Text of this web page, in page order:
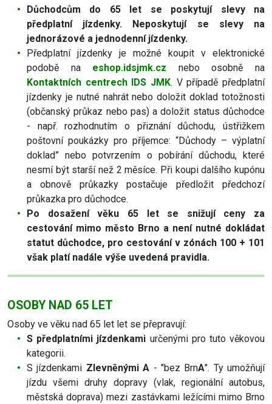
Důchodcům do 65 let se poskytují slevy na
předplatní jízdenky. Neposkytují se slevy na
jednorázové a jednodenní jízdenky.
Předplatní jízdenky je možné koupit v elektronické
podobě na eshop.idsjmk.cz nebo osobně na
Kontaktních centrech IDS JMK. V případě předplatní
jízdenky je nutné nahrát nebo doložit doklad totožnosti
(občanský průkaz nebo pas) a doložit status důchodce
- např. rozhodnutím o přiznání důchodu, ústřižkem
poštovní poukázky pro příjemce: “Důchody – výplatní
doklad” nebo potvrzením o pobírání důchodu, které
nesmí být starší než 2 měsíce. Při koupi dalšího kupónu
a obnově průkazky postačuje předložit předchozí
průkazka pro důchodce.
Po dosažení věku 65 let se snižují ceny za
cestování mimo město Brno a není nutné dokládat
statut důchodce, pro cestování v zónách 100 + 101
však platí nadále výše uvedená pravidla.
OSOBY NAD 65 LET
Osoby ve věku nad 65 let let se přepravují:
S předplatními jízdenkami určenými pro tuto věkovou
kategorii.
S jízdenkami Zlevněnými A - "bez BrnA". Ty umožňují
jízdu všemi druhy dopravy (vlak, regionální autobus,
městská doprava) mezi zastávkami ležícími mimo Brno